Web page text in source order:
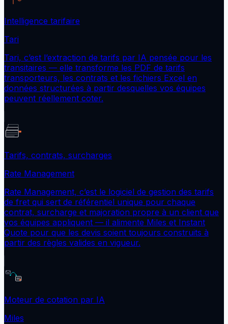
Intelligence tarifaire
Tari
Tari, c’est l’extraction de tarifs par IA pensée pour les
transitaires — elle transforme les PDF de tarifs
transporteurs, les contrats et les fichiers Excel en
données structurées à partir desquelles vos équipes
peuvent réellement coter.
Tarifs, contrats, surcharges
Rate Management
Rate Management, c’est le logiciel de gestion des tarifs
de fret qui sert de référentiel unique pour chaque
contrat, surcharge et majoration propre à un client que
vos équipes appliquent — il alimente Miles et Instant
Quote pour que les devis soient toujours construits à
partir des règles valides en vigueur.
Moteur de cotation par IA
Miles